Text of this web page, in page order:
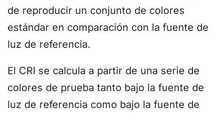
de reproducir un conjunto de colores
estándar en comparación con la fuente de
luz de referencia.
El CRI se calcula a partir de una serie de
colores de prueba tanto bajo la fuente de
luz de referencia como bajo la fuente de